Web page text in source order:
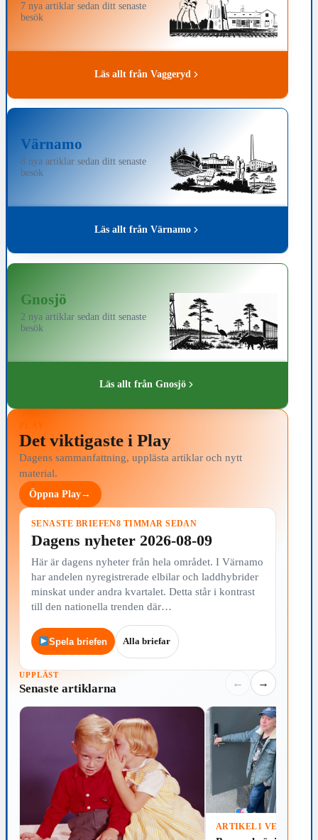
7 nya artiklar sedan ditt senaste
besök
Läs allt från Vaggeryd
Värnamo
8 nya artiklar sedan ditt senaste
besök
Läs allt från Värnamo
Gnosjö
2 nya artiklar sedan ditt senaste
besök
Läs allt från Gnosjö
Det viktigaste i Play
Dagens sammanfattning, upplästa artiklar och nytt
material.
Öppna Play→
SENASTE BRIEFEN8 TIMMAR SEDAN
Dagens nyheter 2026-08-09
Här är dagens nyheter från hela området. I Värnamo
har andelen nyregistrerade elbilar och laddhybrider
minskat under andra kvartalet. Detta står i kontrast
till den nationella trenden där…
Spela briefen Alla briefar
UPPLÄST
Senaste artiklarna ← →
Spela Läs
ARTIKEL1 VECKA